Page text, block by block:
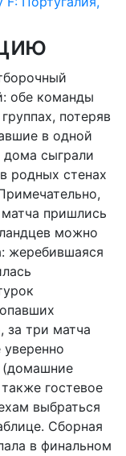
обе команды
потеряв
в одной
сыграли
родных стенах
пришлись
можно
жеребившаяся
за три матча
(домашние
гостевое
выбраться
Сборная
в финальном